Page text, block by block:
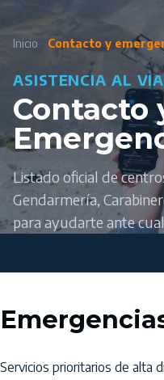
Inicio Contacto y
ASISTENCIA AL
Contacto
Listado oficial de
Gendarmería,
para ayudarte ante
Servicios prioritarios de alta